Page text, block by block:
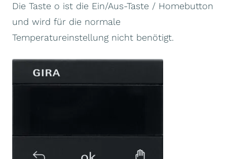
Die Taste o ist die Ein/Aus-Taste / Homebutton
und wird für die normale
Temperatureinstellung nicht benötigt.